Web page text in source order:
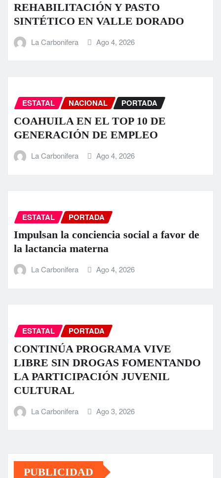
REHABILITACIÓN Y PASTO
SINTÉTICO EN VALLE DORADO
La Carbonifera Ago 4, 2026
ESTATAL NACIONAL PORTADA
COAHUILA EN EL TOP 10 DE
GENERACIÓN DE EMPLEO
La Carbonifera Ago 4, 2026
ESTATAL PORTADA
Impulsan la conciencia social a favor de
la lactancia materna
La Carbonifera Ago 4, 2026
ESTATAL PORTADA
CONTINÚA PROGRAMA VIVE
LIBRE SIN DROGAS FOMENTANDO
LA PARTICIPACIÓN JUVENIL
CULTURAL
La Carbonifera Ago 3, 2026
PUBLICIDAD